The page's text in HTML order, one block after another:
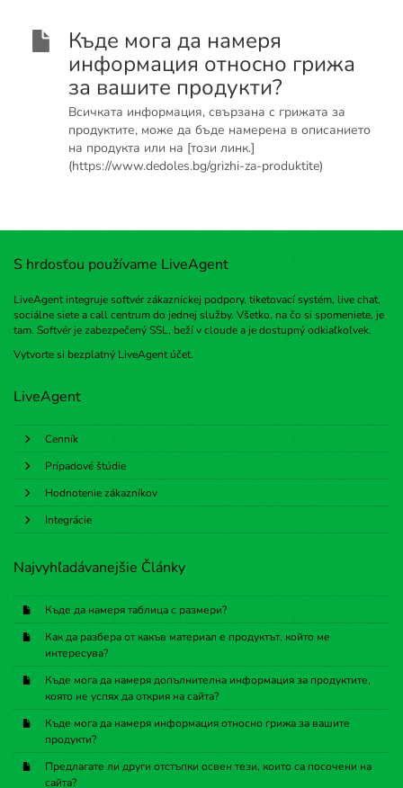
Къде мога да намеря
информация относно грижа
за вашите продукти?
Всичката информация, свързана с грижата за
продуктите, може да бъде намерена в описанието
на продукта или на [този линк.]
(https://www.dedoles.bg/grizhi-za-produktite)
S hrdosťou používame LiveAgent
LiveAgent integruje softvér zákazníckej podpory, tiketovací systém, live chat,
sociálne siete a call centrum do jednej služby. Všetko, na čo si spomeniete, je
tam. Softvér je zabezpečený SSL, beží v cloude a je dostupný odkiaľkoľvek.
Vytvorte si bezplatný LiveAgent účet.
LiveAgent
Cenník
Prípadové štúdie
Hodnotenie zákazníkov
Integrácie
Najvyhľadávanejšie Články
Къде да намеря таблица с размери?
Как да разбера от какъв материал е продуктът, който ме
интересува?
Къде мога да намеря допълнителна информация за продуктите,
която не успях да открия на сайта?
Къде мога да намеря информация относно грижа за вашите
продукти?
Предлагате ли други отстъпки освен тези, които са посочени на
сайта?